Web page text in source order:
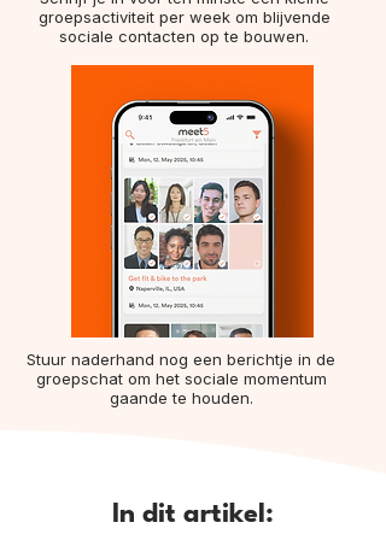
groepsactiviteit per week om blijvende
sociale contacten op te bouwen.
Stuur naderhand nog een berichtje in de
groepschat om het sociale momentum
gaande te houden.
In dit artikel: